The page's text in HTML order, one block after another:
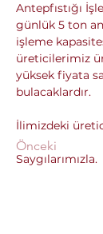
Önceki
Antepfıstığı
günlük 5 ton
işleme
üreticilerimiz
yüksek fiyata
bulacaklardır.
İlimizdeki
Saygılarımızla.